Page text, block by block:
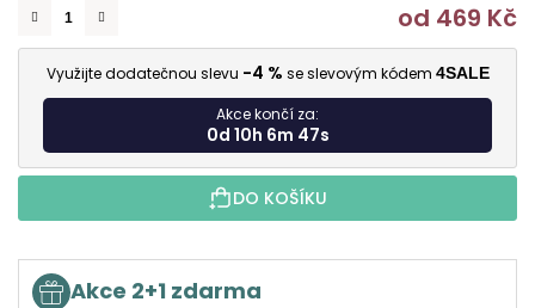
od 469 Kč
Využijte dodatečnou slevu -4 % se slevovým kódem 4SALE
Akce končí za:
0d 10h 6m 46s
DO KOŠÍKU
Akce 2+1 zdarma